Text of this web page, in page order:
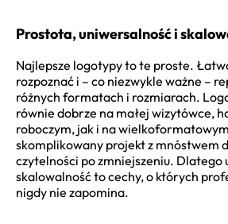
Prostota, uniwersalność i
Najlepsze logotypy to te proste.
rozpoznać i – co niezwykle ważne –
różnych formatach i rozmiarach.
równie dobrze na małej wizytówce,
roboczym, jak i na
skomplikowany projekt z mnóstwem
czytelności po zmniejszeniu. Dlatego
skalowalność to cechy, o których
nigdy nie zapomina.